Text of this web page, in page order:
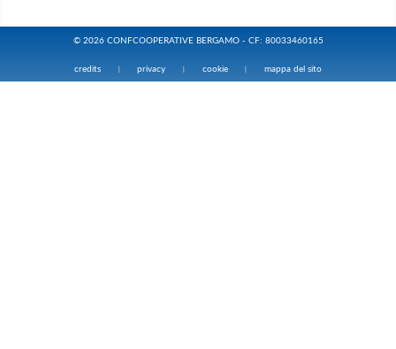
© 2026 CONFCOOPERATIVE BERGAMO - CF: 80033460165
credits privacy cookie mappa del sito